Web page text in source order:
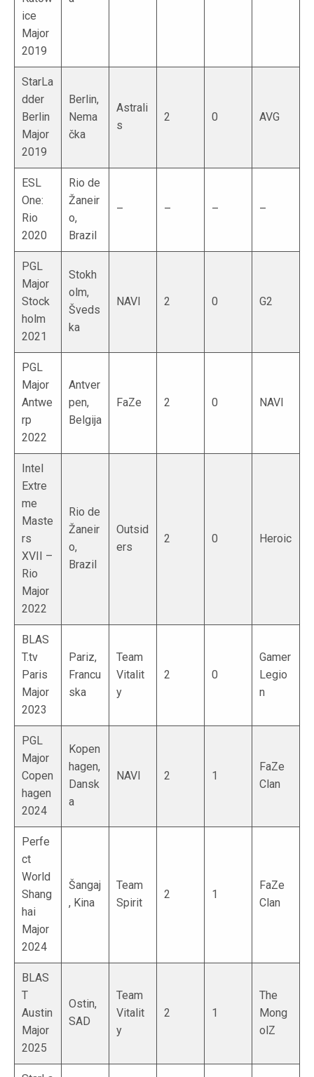
ice
Major
2019
StarLa
dder
Berlin
Major
2019
Berlin,
Nema
čka
Astrali
s
2 0 AVG
ESL
One:
Rio
2020
Rio de
Žaneir
o,
Brazil
– – – –
PGL
Major
Stock
holm
2021
Stokh
olm,
Šveds
ka
NAVI 2 0 G2
PGL
Major
Antwe
rp
2022
Antver
pen,
Belgija
FaZe 2 0 NAVI
Intel
Extre
me
Maste
rs
XVII –
Rio
Major
2022
Rio de
Žaneir
o,
Brazil
Outsid
ers
2 0 Heroic
BLAS
T.tv
Paris
Major
2023
Pariz,
Francu
ska
Team
Vitalit
y
2 0
Gamer
Legio
n
PGL
Major
Copen
hagen
2024
Kopen
hagen,
Dansk
a
NAVI 2 1
FaZe
Clan
Perfe
ct
World
Shang
hai
Major
2024
Šangaj
, Kina
Team
Spirit
2 1
FaZe
Clan
BLAS
T
Austin
Major
2025
Ostin,
SAD
Team
Vitalit
y
2 1
The
Mong
olZ